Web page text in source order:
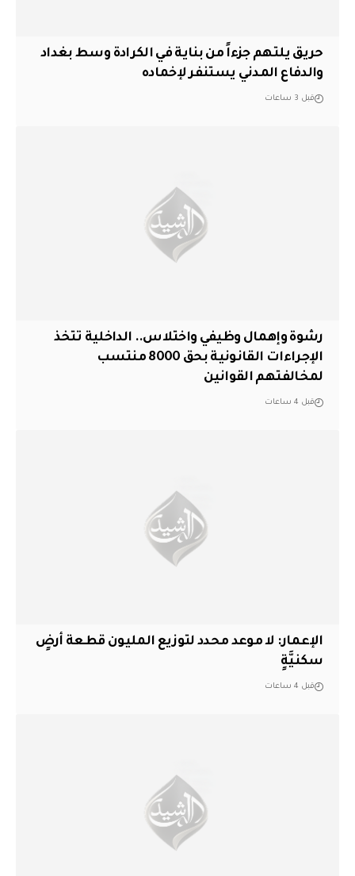
حريق يلتهم جزءاً من بناية في الكرادة وسط بغداد
والدفاع المدني يستنفر لإخماده
قبل 3 ساعات
رشوة وإهمال وظيفي واختلاس.. الداخلية تتخذ
الإجراءات القانونية بحق 8000 منتسب
لمخالفتهم القوانين
قبل 4 ساعات
الإعمار: لا موعد محدد لتوزيع المليون قطعة أرضٍ
سكنيَّةٍ
قبل 4 ساعات